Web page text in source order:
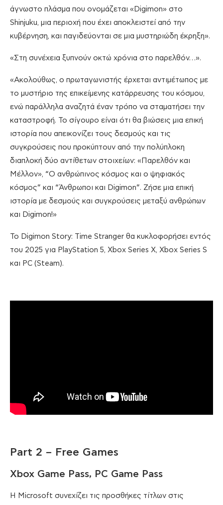
άγνωστο πλάσμα που ονομάζεται «Digimon» στο
Shinjuku, μια περιοχή που έχει αποκλειστεί από την
κυβέρνηση, και παγιδεύονται σε μια μυστηριώδη έκρηξη».
«Στη συνέχεια ξυπνούν οκτώ χρόνια στο παρελθόν…».
«Ακολούθως, ο πρωταγωνιστής έρχεται αντιμέτωπος με
το μυστήριο της επικείμενης κατάρρευσης του κόσμου,
ενώ παράλληλα αναζητά έναν τρόπο να σταματήσει την
καταστροφή. Το σίγουρο είναι ότι θα βιώσεις μια επική
ιστορία που απεικονίζει τους δεσμούς και τις
συγκρούσεις που προκύπτουν από την πολύπλοκη
διαπλοκή δύο αντίθετων στοιχείων: «Παρελθόν και
Μέλλον», “Ο ανθρώπινος κόσμος και ο ψηφιακός
κόσμος” και “Άνθρωποι και Digimon”. Ζήσε μια επική
ιστορία με δεσμούς και συγκρούσεις μεταξύ ανθρώπων
και Digimon!»
Το Digimon Story: Time Stranger θα κυκλοφορήσει εντός
του 2025 για PlayStation 5, Xbox Series X, Xbox Series S
και PC (Steam).
Part 2 – Free Games
Xbox Game Pass, PC Game Pass
H Microsoft συνεχίζει τις προσθήκες τίτλων στις